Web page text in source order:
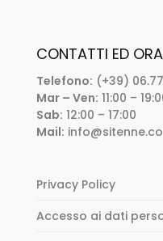
CONTATTI ED
Telefono: (+39)
Mar – Ven: 11:00 –
Sab: 12:00 – 17:00
Mail:
Privacy Policy
Accesso ai dati